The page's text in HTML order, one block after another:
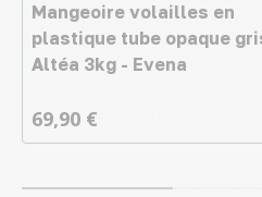
Mangeoire volailles en
plastique tube opaque
Altéa 3kg - Evena
69,90 €